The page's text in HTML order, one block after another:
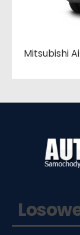
Mitsubishi